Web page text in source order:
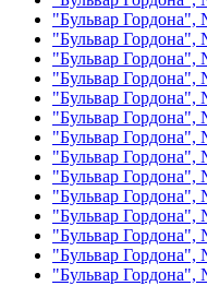
"Бульвар Гордона",
"Бульвар Гордона",
"Бульвар
"Бульвар
"Бульвар
"Бульвар
"Бульвар
"Бульвар
"Бульвар
"Бульвар
"Бульвар Гордона",
"Бульвар Гордона",
"Бульвар Гордона",
"Бульвар Гордона",